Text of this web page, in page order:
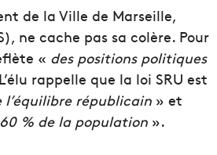
de la Ville de Marseille,
ne cache pas sa colère. Pour
« des positions politiques
rappelle que la loi SRU est
républicain » et
% de la population ».